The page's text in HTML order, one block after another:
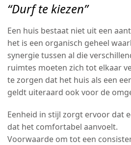
“Durf te kiezen”
Een huis bestaat niet uit een
het is een organisch geheel
synergie tussen al die
ruimtes moeten zich tot elkaar
te zorgen dat het huis als een
geldt uiteraard ook voor de
Eenheid in stijl zorgt ervoor dat
dat het comfortabel aanvoelt.
Voorwaarde om tot een